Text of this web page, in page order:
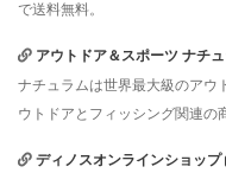
で送料無料。
アウトドア＆スポーツ ナチ
ナチュラムは世界最大級のアウ
ウトドアとフィッシング関連の
ディノスオンラインショップ